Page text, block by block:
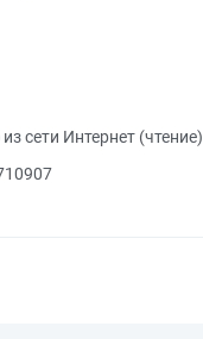
сети Интернет (чтение)